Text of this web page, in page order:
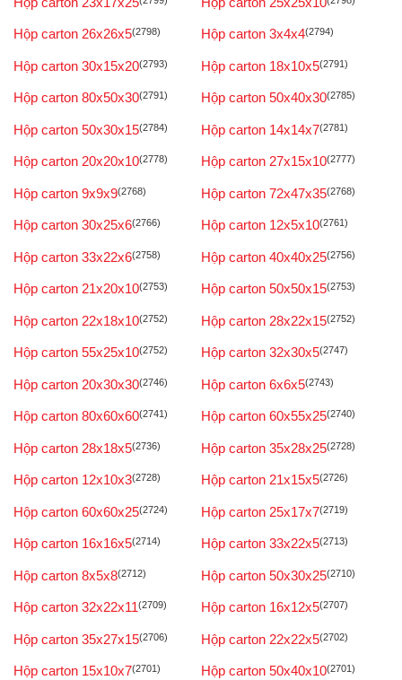
Hộp carton 26x26x5(2798) Hộp carton 3x4x4(2794)
Hộp carton 30x15x20(2793) Hộp carton 18x10x5(2791)
Hộp carton 80x50x30(2791) Hộp carton 50x40x30(2785)
Hộp carton 50x30x15(2784) Hộp carton 14x14x7(2781)
Hộp carton 20x20x10(2778) Hộp carton 27x15x10(2777)
Hộp carton 9x9x9(2768) Hộp carton 72x47x35(2768)
Hộp carton 30x25x6(2766) Hộp carton 12x5x10(2761)
Hộp carton 33x22x6(2758) Hộp carton 40x40x25(2756)
Hộp carton 21x20x10(2753) Hộp carton 50x50x15(2753)
Hộp carton 22x18x10(2752) Hộp carton 28x22x15(2752)
Hộp carton 55x25x10(2752) Hộp carton 32x30x5(2747)
Hộp carton 20x30x30(2746) Hộp carton 6x6x5(2743)
Hộp carton 80x60x60(2741) Hộp carton 60x55x25(2740)
Hộp carton 28x18x5(2736) Hộp carton 35x28x25(2728)
Hộp carton 12x10x3(2728) Hộp carton 21x15x5(2726)
Hộp carton 60x60x25(2724) Hộp carton 25x17x7(2719)
Hộp carton 16x16x5(2714) Hộp carton 33x22x5(2713)
Hộp carton 8x5x8(2712) Hộp carton 50x30x25(2710)
Hộp carton 32x22x11(2709) Hộp carton 16x12x5(2707)
Hộp carton 35x27x15(2706) Hộp carton 22x22x5(2702)
Hộp carton 15x10x7(2701) Hộp carton 50x40x10(2701)